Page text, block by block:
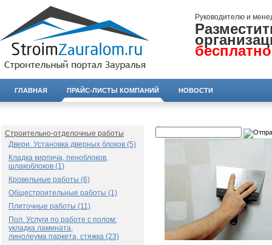
Руководителю и
бесплатно
ГЛАВНАЯ ПРАЙС-ЛИСТЫ КОМПАНИЙ НОВОСТИ
Строительно-отделочные работы
Двери. Установка дверных блоков (5)
Кладка кирпича, пеноблоков,
шлакоблоков (1)
Кровельные работы (6)
Общестроительные работы (1)
Плиточные работы (11)
Пол. Услуги по работе с полом:
укладка ламината,
линолеума,паркета, стяжка (23)